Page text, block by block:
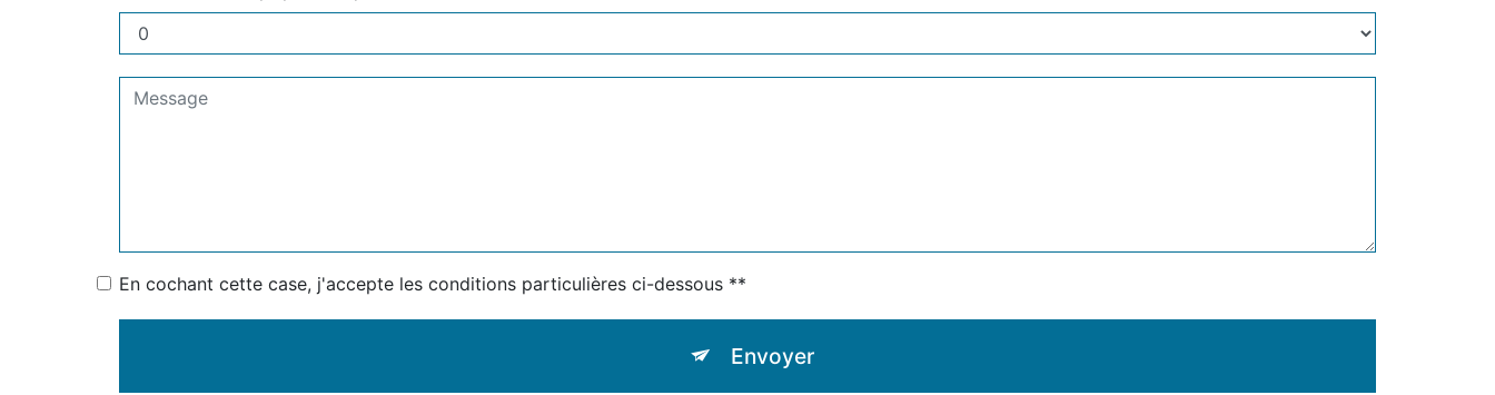
En cochant cette case, j'accepte les conditions particulières ci-dessous **
Envoyer